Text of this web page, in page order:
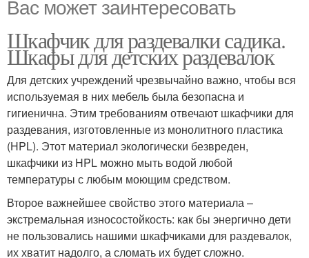
Вас может заинтересовать
Шкафчик для раздевалки садика.
Шкафы для детских раздевалок
Для детских учреждений чрезвычайно важно, чтобы вся
используемая в них мебель была безопасна и
гигиенична. Этим требованиям отвечают шкафчики для
раздевания, изготовленные из монолитного пластика
(HPL). Этот материал экологически безвреден,
шкафчики из HPL можно мыть водой любой
температуры с любым моющим средством.
Второе важнейшее свойство этого материала –
экстремальная износостойкость: как бы энергично дети
не пользовались нашими шкафчиками для раздевалок,
их хватит надолго, а сломать их будет сложно.